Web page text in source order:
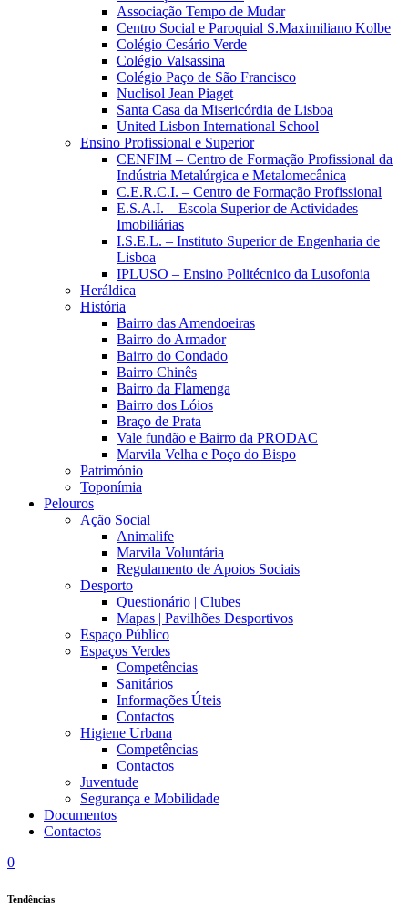
Associação Tempo de Mudar
Centro Social e Paroquial S.Maximiliano Kolbe
Colégio Cesário Verde
Colégio Valsassina
Colégio Paço de São Francisco
Nuclisol Jean Piaget
Santa Casa da Misericórdia de Lisboa
United Lisbon International School
Ensino Profissional e Superior
CENFIM – Centro de Formação Profissional da
Indústria Metalúrgica e Metalomecânica
C.E.R.C.I. – Centro de Formação Profissional
E.S.A.I. – Escola Superior de Actividades
Imobiliárias
I.S.E.L. – Instituto Superior de Engenharia de
Lisboa
IPLUSO – Ensino Politécnico da Lusofonia
Heráldica
História
Bairro das Amendoeiras
Bairro do Armador
Bairro do Condado
Bairro Chinês
Bairro da Flamenga
Bairro dos Lóios
Braço de Prata
Vale fundão e Bairro da PRODAC
Marvila Velha e Poço do Bispo
Património
Toponímia
Pelouros
Ação Social
Animalife
Marvila Voluntária
Regulamento de Apoios Sociais
Desporto
Questionário | Clubes
Mapas | Pavilhões Desportivos
Espaço Público
Espaços Verdes
Competências
Sanitários
Informações Úteis
Contactos
Higiene Urbana
Competências
Contactos
Juventude
Segurança e Mobilidade
Documentos
Contactos
0
Tendências